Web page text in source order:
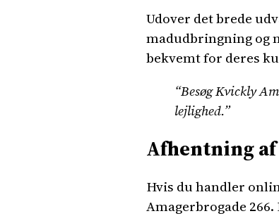
Udover det brede
madudbringning og
bekvemt for deres
“Besøg Kvickly
lejlighed.”
Afhentning
Hvis du handler
Amagerbrogade